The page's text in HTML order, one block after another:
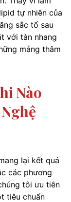
tự nhiên của
sắc tố sau
với tàn nhang
mảng thâm
Nào
lại kết quả
các phương
tôi ưu tiên
tiêu chuẩn